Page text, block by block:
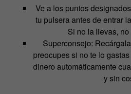
Ve a los puntos
tu pulsera antes de entrar
Si no la llevas,
Superconsejo:
preocupes si no te lo
dinero automáticamente
y sin